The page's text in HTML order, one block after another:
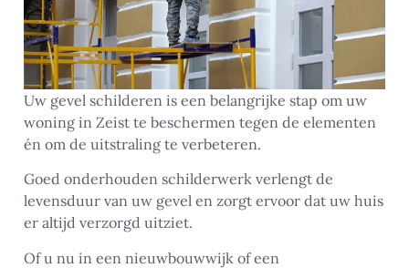
Uw gevel schilderen is een belangrijke stap om uw
woning in Zeist te beschermen tegen de elementen
én om de uitstraling te verbeteren.
Goed onderhouden schilderwerk verlengt de
levensduur van uw gevel en zorgt ervoor dat uw huis
er altijd verzorgd uitziet.
Of u nu in een nieuwbouwwijk of een